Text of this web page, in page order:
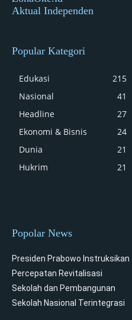
Aktual Independen
Popular Kategori
Edukasi
215
Nasional
41
Headline
27
Ekonomi & Bisnis
24
Dunia
21
Hukrim
21
Popolar News
Presiden Prabowo Instruksikan
Percepatan Revitalisasi
Sekolah dan Pembangunan
Sekolah Nasional Terintegrasi